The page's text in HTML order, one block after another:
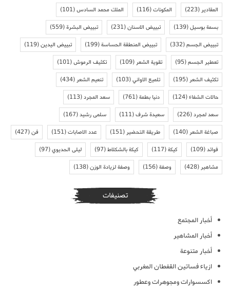
المقادير(223) المكونات(116) الملك محمد السادس(101)
بسمة بوسيل(139) تبييض الاسنان(231) تبييض البشرة(559)
تبييض الجسم(332) تبييض المنطقة الحساسة(199) تبييض اليدين(119)
تعطير الجسم(95) تقوية الشعر(109) تكثيف الرموش(101)
تكثيف الشعر(195) تلميع الاواني(103) تنعيم الشعر(434)
حالات الشفاء(124) دنيا بطمة(761) سعد المجرد(113)
سعد لمجرد(226) سعيدة شرف(111) سلمى رشيد(167)
صباغة الشعر(140) طريقة التحضير(151) عدد الاصابات(151) فن(427)
فوائد(109) كيكة(117) كيكة بالشكلاط(97) ليلى الحديوي(97)
مشاهير(428) وصفة(156) وصفة لزيادة الوزن(138)
تصنيفات
أخبار المجتمع
أخبار المشاهير
أخبار متنوعة
ازياء فساتين القفطان المغربي
اكسسوارات ومجوهرات وعطور